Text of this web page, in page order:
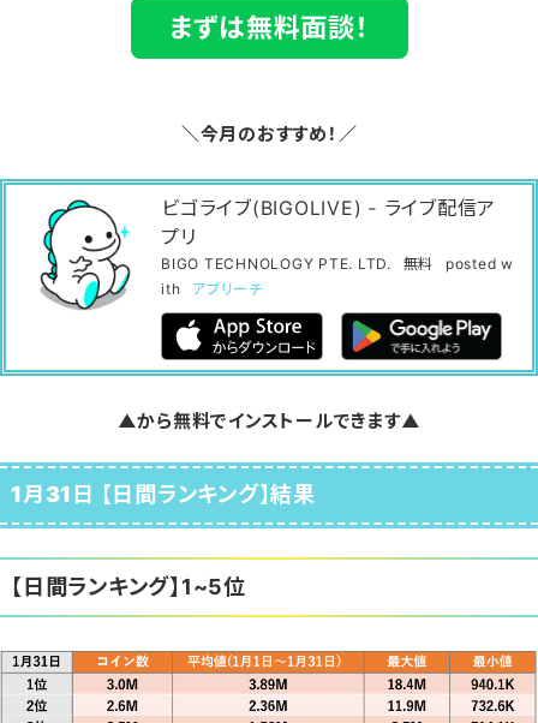
まずは無料面談！
＼今月のおすすめ！／
ビゴライブ(BIGOLIVE) ‐ ライブ配信ア
プリ
BIGO TECHNOLOGY PTE. LTD. 無料
posted w
ith
アプリーチ
▲から無料でインストールできます▲
1月31 日 【日間ランキング】結果
【日間ランキング】1~5位